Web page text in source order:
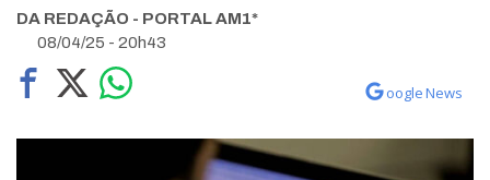
DA REDAÇÃO - PORTAL AM1*
08/04/25 - 20h43
oogle News